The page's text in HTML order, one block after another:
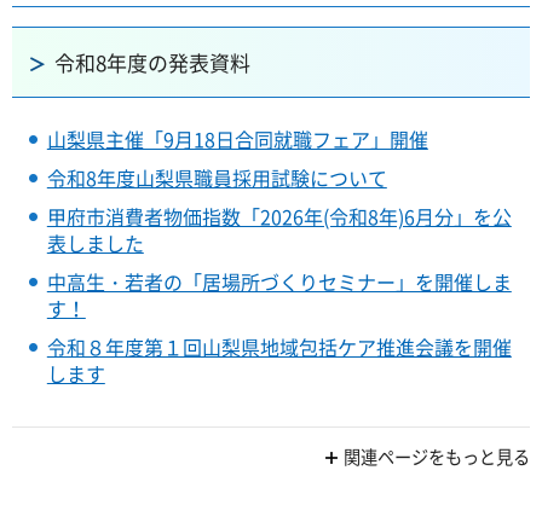
令和8年度の発表資料
山梨県主催「9月18日合同就職フェア」開催
令和8年度山梨県職員採用試験について
甲府市消費者物価指数「2026年(令和8年)6月分」を公
表しました
中高生・若者の「居場所づくりセミナー」を開催しま
す！
令和８年度第１回山梨県地域包括ケア推進会議を開催
します
関連ページをもっと見る